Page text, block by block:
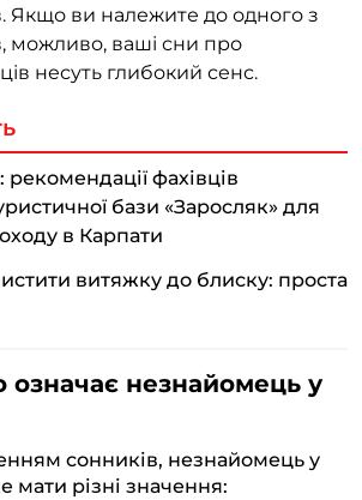
Якщо ви належите до одного з
можливо, ваші сни про
несуть глибокий сенс.
фахівців
бази «Заросляк» для
в Карпати
витяжку до блиску: проста
незнайомець у
сонників, незнайомець у
мати різні значення: